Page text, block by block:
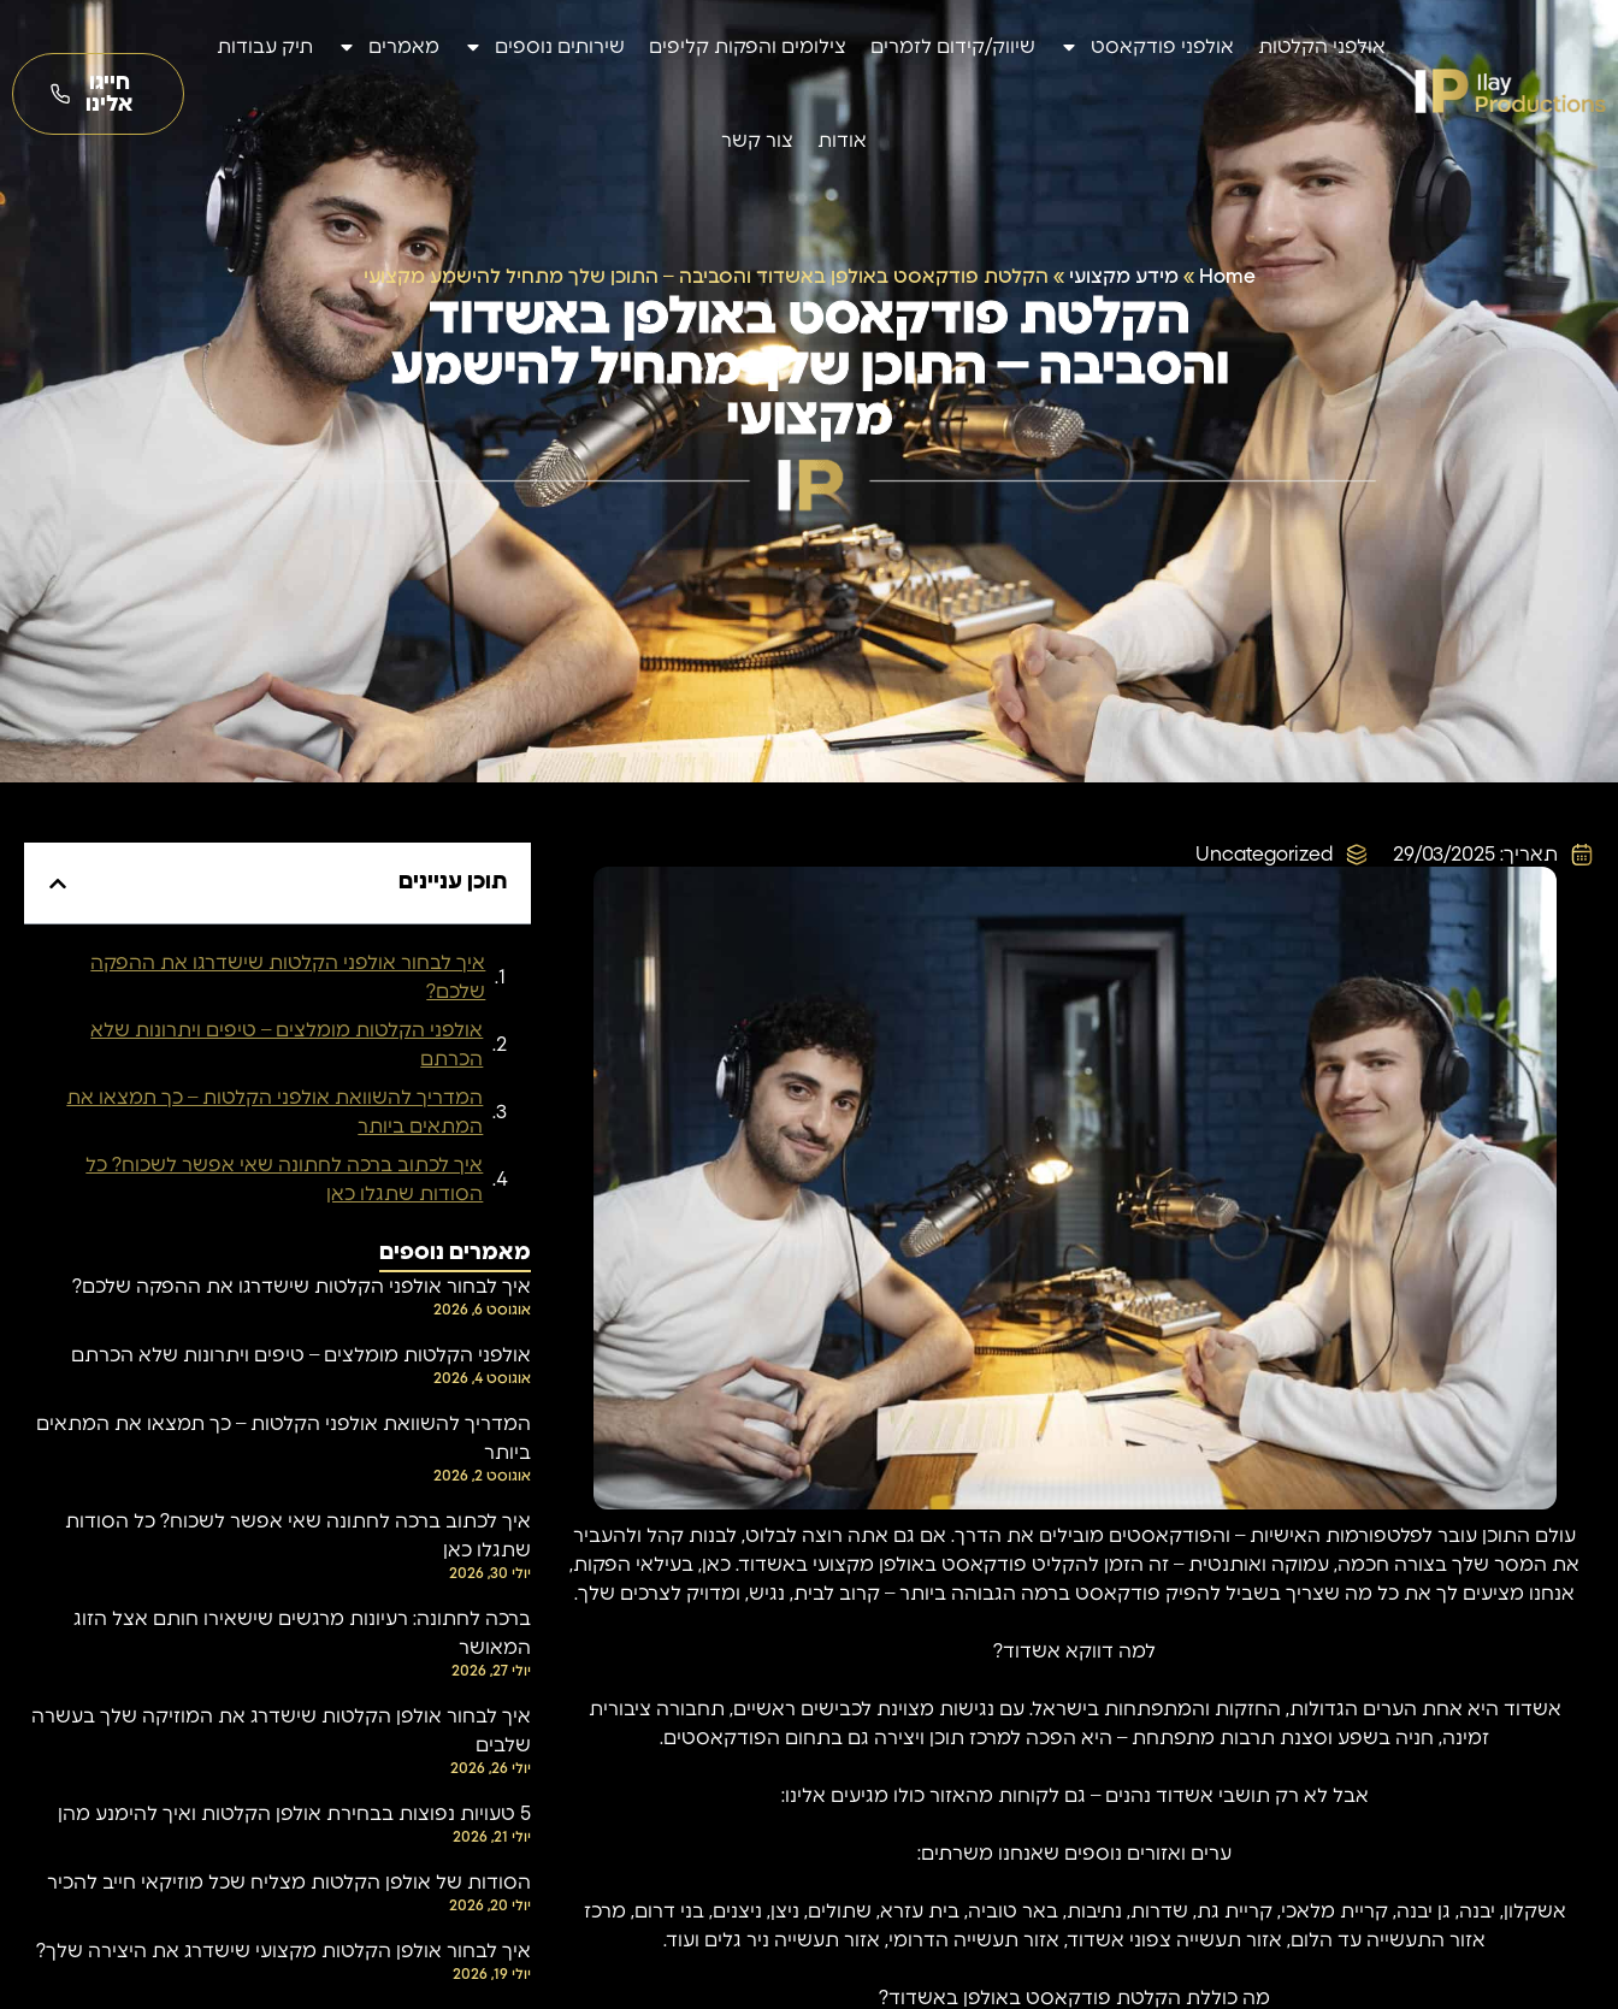
אולפני הקלטות אולפני פודקאסט שיווק/קידום לזמרים צילומים והפקות קליפים שירותים נוספים מאמרים תיק עבודות
אודות צור קשר
חייגו
אלינו
Home
»מידע מקצועי » הקלטת פודקאסט באולפן באשדוד והסביבה – התוכן שלך מתחיל להישמע מקצועי
הקלטת פודקאסט באולפן באשדוד
והסביבה – התוכן שלך מתחיל להישמע
מקצועי
תאריך: 29/03/2025
Uncategorized
עולם התוכן עובר לפלטפורמות האישיות – והפודקאסטים מובילים את הדרך. אם גם אתה רוצה לבלוט, לבנות קהל ולהעביר
את המסר שלך בצורה חכמה, עמוקה ואותנטית – זה הזמן להקליט פודקאסט באולפן מקצועי באשדוד. כאן, בעילאי הפקות,
אנחנו מציעים לך את כל מה שצריך בשביל להפיק פודקאסט ברמה הגבוהה ביותר – קרוב לבית, נגיש, ומדויק לצרכים שלך.
למה דווקא אשדוד?
אשדוד היא אחת הערים הגדולות, החזקות והמתפתחות בישראל. עם נגישות מצוינת לכבישים ראשיים, תחבורה ציבורית
זמינה, חניה בשפע וסצנת תרבות מתפתחת – היא הפכה למרכז תוכן ויצירה גם בתחום הפודקאסטים.
אבל לא רק תושבי אשדוד נהנים – גם לקוחות מהאזור כולו מגיעים אלינו:
ערים ואזורים נוספים שאנחנו משרתים:
אשקלון, יבנה, גן יבנה, קריית מלאכי, קריית גת, שדרות, נתיבות, באר טוביה, בית עזרא, שתולים, ניצן, ניצנים, בני דרום, מרכז
אזור התעשייה עד הלום, אזור תעשייה צפוני אשדוד, אזור תעשייה הדרומי, אזור תעשייה ניר גלים ועוד.
מה כוללת הקלטת פודקאסט באולפן באשדוד?
תוכן עניינים
איך לבחור אולפני הקלטות שישדרגו את ההפקה
שלכם?
אולפני הקלטות מומלצים – טיפים ויתרונות שלא
הכרתם
המדריך להשוואת אולפני הקלטות – כך תמצאו את
המתאים ביותר
איך לכתוב ברכה לחתונה שאי אפשר לשכוח? כל
הסודות שתגלו כאן
מאמרים נוספים
איך לבחור אולפני הקלטות שישדרגו את ההפקה שלכם?
אוגוסט 6, 2026
אולפני הקלטות מומלצים – טיפים ויתרונות שלא הכרתם
אוגוסט 4, 2026
המדריך להשוואת אולפני הקלטות – כך תמצאו את המתאים
ביותר
אוגוסט 2, 2026
איך לכתוב ברכה לחתונה שאי אפשר לשכוח? כל הסודות
שתגלו כאן
יולי 30, 2026
ברכה לחתונה: רעיונות מרגשים שישאירו חותם אצל הזוג
המאושר
יולי 27, 2026
איך לבחור אולפן הקלטות שישדרג את המוזיקה שלך בעשרה
שלבים
יולי 26, 2026
5 טעויות נפוצות בבחירת אולפן הקלטות ואיך להימנע מהן
יולי 21, 2026
הסודות של אולפן הקלטות מצליח שכל מוזיקאי חייב להכיר
יולי 20, 2026
איך לבחור אולפן הקלטות מקצועי שישדרג את היצירה שלך?
יולי 19, 2026